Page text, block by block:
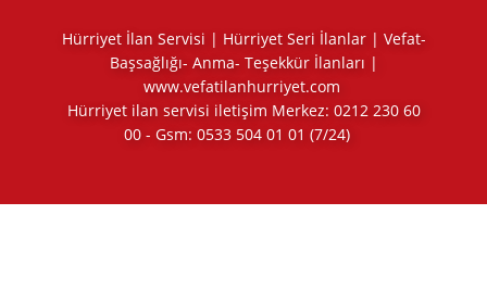
Hürriyet İlan Servisi | Hürriyet Seri İlanlar | Vefat-
Başsağlığı- Anma- Teşekkür İlanları |
www.vefatilanhurriyet.com
Hürriyet ilan servisi iletişim Merkez: 0212 230 60
00 - Gsm: 0533 504 01 01 (7/24)